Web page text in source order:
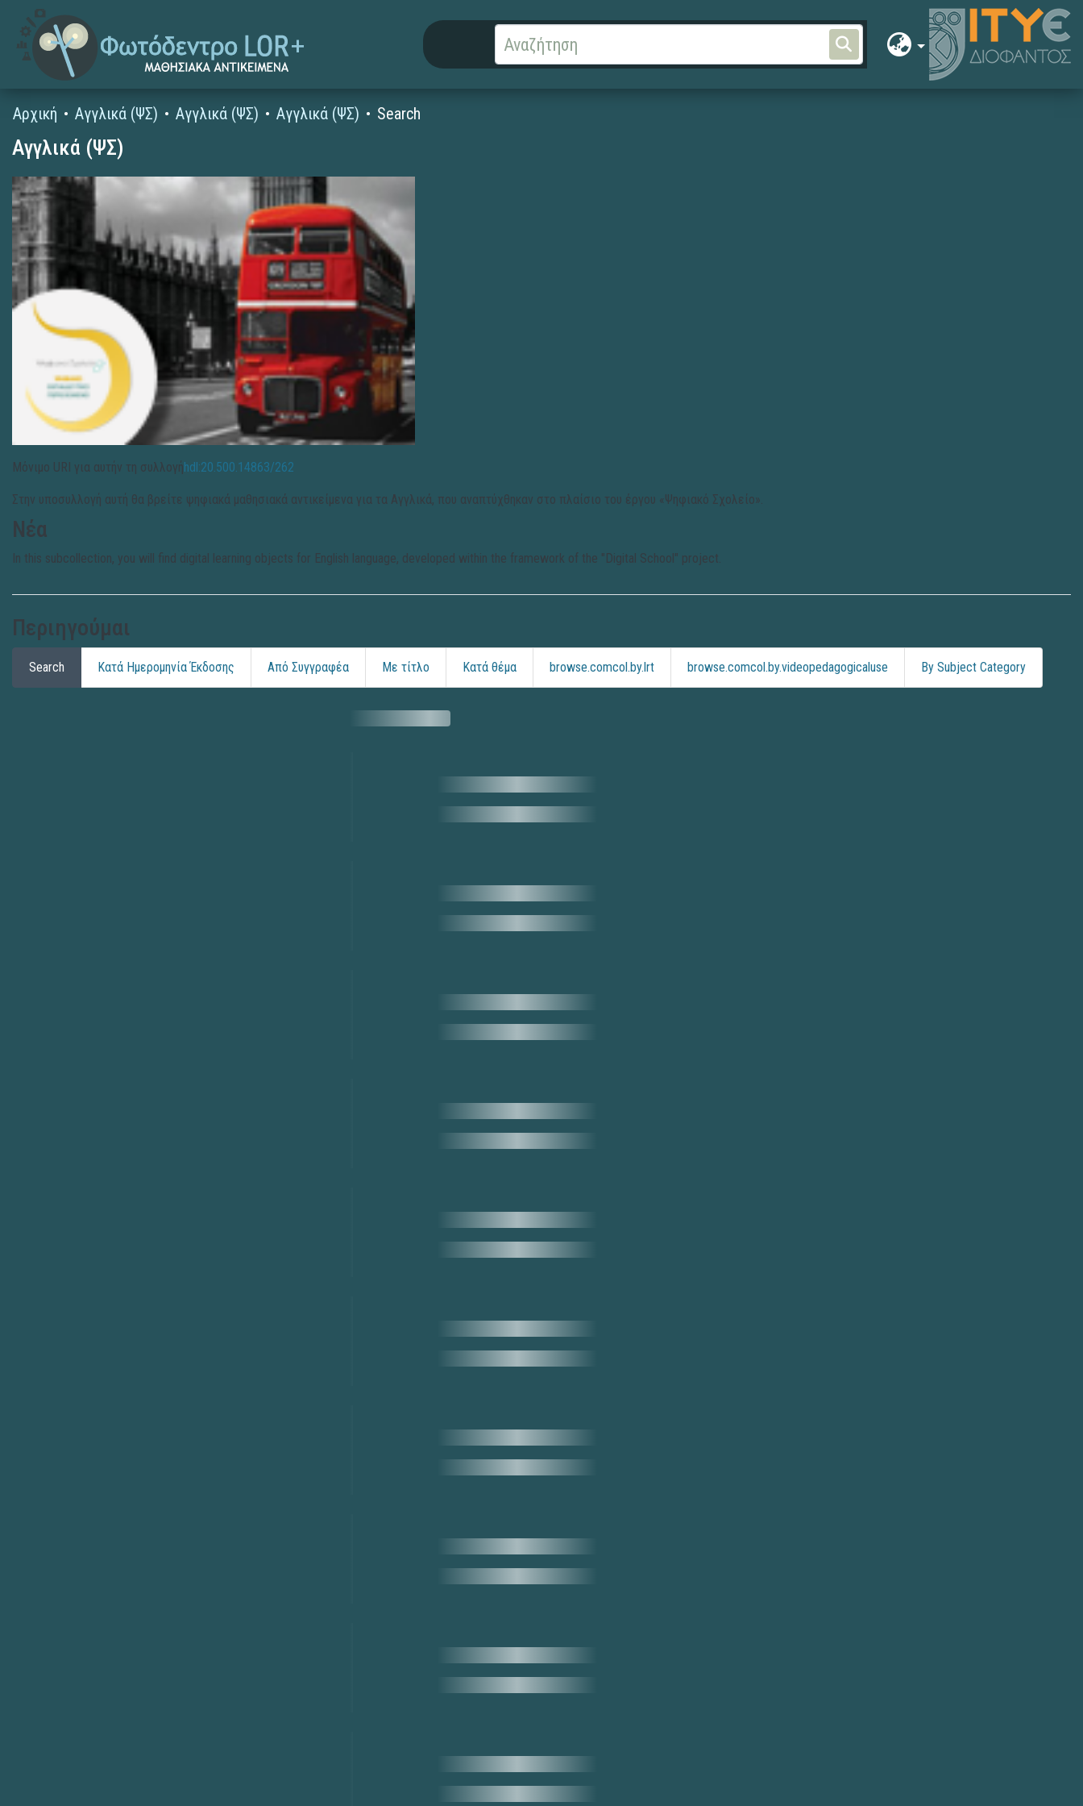
Αρχική Αγγλικά (ΨΣ) Αγγλικά (ΨΣ) Αγγλικά (ΨΣ) Search
Αγγλικά (ΨΣ)
Μόνιμο URI για αυτήν τη συλλογήhdl:20.500.14863/262
Στην υποσυλλογή αυτή θα βρείτε ψηφιακά μαθησιακά αντικείμενα για τα Αγγλικά, που αναπτύχθηκαν στο πλαίσιο του έργου «Ψηφιακό Σχολείο».
Νέα
In this subcollection, you will find digital learning objects for English language, developed within the framework of the "Digital School" project.
Περιηγούμαι
Search Κατά Ημερομηνία Έκδοσης Από Συγγραφέα Με τίτλο Κατά θέμα browse.comcol.by.lrt browse.comcol.by.videopedagogicaluse By Subject Category